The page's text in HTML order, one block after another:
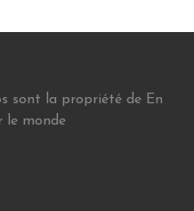
sont la propriété de En
le monde